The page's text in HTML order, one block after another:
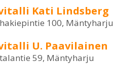
Kati Lindsberg
100, Mäntyharju
U. Paavilainen
59, Mäntyharju